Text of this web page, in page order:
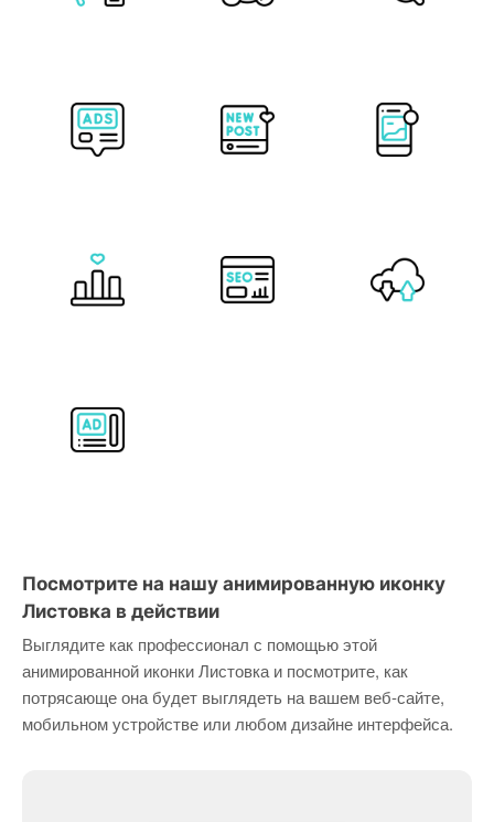
Посмотрите на нашу анимированную иконку
Листовка в действии
Выглядите как профессионал с помощью этой
анимированной иконки Листовка и посмотрите, как
потрясающе она будет выглядеть на вашем веб-сайте,
мобильном устройстве или любом дизайне интерфейса.